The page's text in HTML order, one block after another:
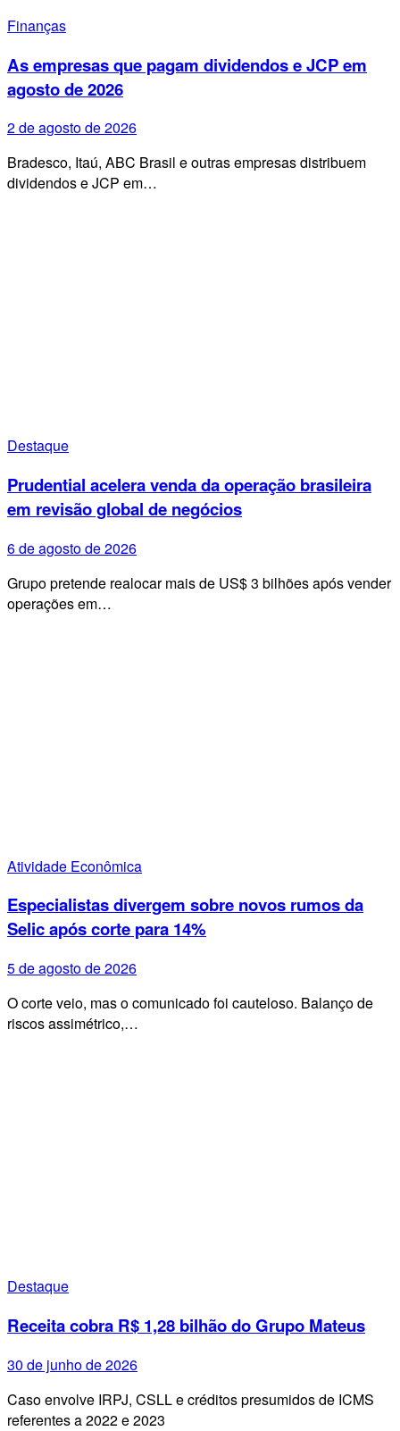
Finanças
As empresas que pagam dividendos e JCP em
agosto de 2026
2 de agosto de 2026
Bradesco, Itaú, ABC Brasil e outras empresas distribuem
dividendos e JCP em…
Destaque
Prudential acelera venda da operação brasileira
em revisão global de negócios
6 de agosto de 2026
Grupo pretende realocar mais de US$ 3 bilhões após vender
operações em…
Atividade Econômica
Especialistas divergem sobre novos rumos da
Selic após corte para 14%
5 de agosto de 2026
O corte veio, mas o comunicado foi cauteloso. Balanço de
riscos assimétrico,…
Destaque
Receita cobra R$ 1,28 bilhão do Grupo Mateus
30 de junho de 2026
Caso envolve IRPJ, CSLL e créditos presumidos de ICMS
referentes a 2022 e 2023